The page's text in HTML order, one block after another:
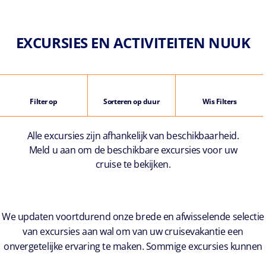
EXCURSIES EN ACTIVITEITEN NUUK
Filter op Sorteren op duur Wis Filters
Alle excursies zijn afhankelijk van beschikbaarheid.
Meld u aan om de beschikbare excursies voor uw
cruise te bekijken.
We updaten voortdurend onze brede en afwisselende selectie
van excursies aan wal om van uw cruisevakantie een
onvergetelijke ervaring te maken. Sommige excursies kunnen